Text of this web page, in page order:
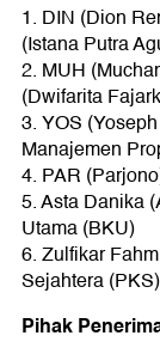
1. DIN (Dion
(Istana Putra
2. MUH
(Dwifarita
3. YOS
Manajemen
4. PAR
5. Asta Danika
Utama (BKU)
6. Zulfikar
Sejahtera
Pihak